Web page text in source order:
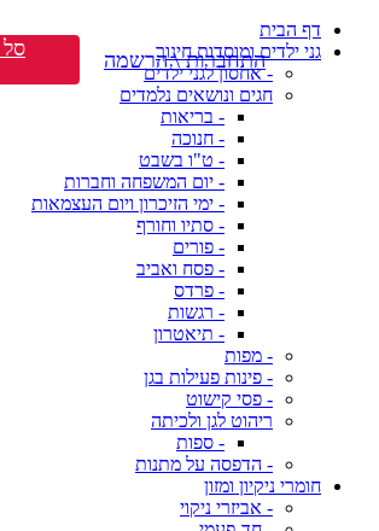
דף הבית
גני ילדים ומוסדות חינוך
- אחסון לגני ילדים
חגים ונושאים נלמדים
- בריאות
- חנוכה
- ט"ו בשבט
- יום המשפחה וחברות
- ימי הזיכרון ויום העצמאות
- סתיו וחורף
- פורים
- פסח ואביב
- פרדס
- רגשות
- תיאטרון
- מפות
- פינות פעילות בגן
- פסי קישוט
ריהוט לגן ולכיתה
- ספות
- הדפסה על מתנות
חומרי ניקיון ומזון
- אביזרי ניקוי
התחברות \ הרשמה סל